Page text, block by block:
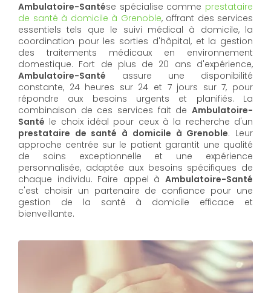
Ambulatoire-Santése spécialise comme prestataire
de santé à domicile à Grenoble, offrant des services
essentiels tels que le suivi médical à domicile, la
coordination pour les sorties d'hôpital, et la gestion
des traitements médicaux en environnement
domestique. Fort de plus de 20 ans d'expérience,
Ambulatoire-Santé assure une disponibilité
constante, 24 heures sur 24 et 7 jours sur 7, pour
répondre aux besoins urgents et planifiés. La
combinaison de ces services fait de Ambulatoire-
Santé le choix idéal pour ceux à la recherche d'un
prestataire de santé à domicile à Grenoble. Leur
approche centrée sur le patient garantit une qualité
de soins exceptionnelle et une expérience
personnalisée, adaptée aux besoins spécifiques de
chaque individu. Faire appel à Ambulatoire-Santé
c'est choisir un partenaire de confiance pour une
gestion de la santé à domicile efficace et
bienveillante.